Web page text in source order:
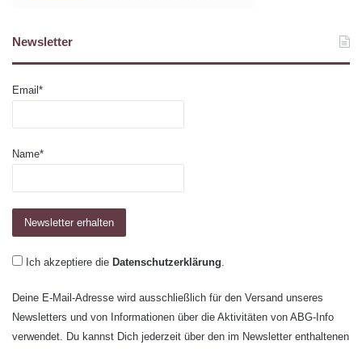
Newsletter
Email*
Name*
Ich akzeptiere die Datenschutzerklärung.
Deine E-Mail-Adresse wird ausschließlich für den Versand unseres
Newsletters und von Informationen über die Aktivitäten von ABG-Info
verwendet. Du kannst Dich jederzeit über den im Newsletter enthaltenen